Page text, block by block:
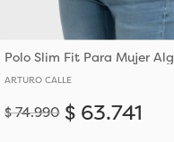
ARTURO CALLE
$ 74.990 $ 63.741